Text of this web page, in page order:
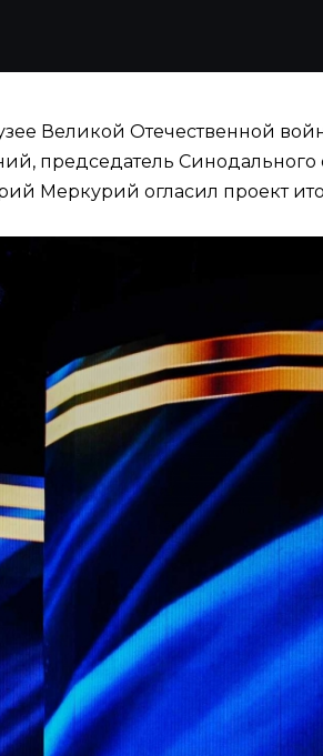
Великой Отечественной
председатель Синодального
Меркурий огласил проект